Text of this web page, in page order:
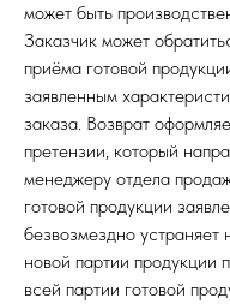
может быть
Заказчик может
приёма готовой
заявленным
заказа. Возврат
претензии, который
менеджеру отдела
готовой продукции
безвозмездно устраняет
новой партии продукции
всей партии готовой